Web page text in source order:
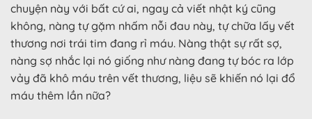
chuyện này với bất cứ ai, ngay cả viết nhật ký cũng
không, nàng tự gặm nhấm nỗi đau này, tự chữa lấy vết
thương nơi trái tim đang rỉ máu. Nàng thật sự rất sợ,
nàng sợ nhắc lại nó giống như nàng đang tự bóc ra lớp
vảy đã khô máu trên vết thương, liệu sẽ khiến nó lại đổ
máu thêm lần nữa?